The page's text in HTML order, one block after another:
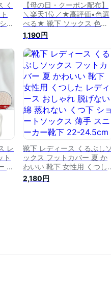
く
ョ
ク
【母の日・クーポン配布】
＼楽天1位／★高評価•色選
べる★ 靴下 ソックス 色選
べる 6足組 ソックス レディ
ース 靴下 レディース シン
プル カラフル ソックス お
しゃれ 綿 クルーソックス
カジュアルソックス 人気靴
下 男女兼用 くつした 長め
蒸れない 22-25cm
1,190円
レ
ト
メ
く
女
靴下 レディース くるぶしソ
ックス フットカバー 夏 か
わいい 靴下 女性用 くつし
た レディース おしゃれ 脱
げない 綿 蒸れない くつ下
2,180円